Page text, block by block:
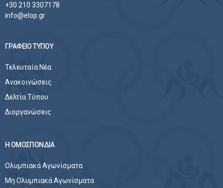
+30 210 3307178
info@elop.gr
ΓΡΑΦΕΙΟ ΤΥΠΟΥ
Τελευταία Νέα
Ανακοινώσεις
Δελτία Τύπου
Διοργανώσεις
Η ΟΜΟΣΠΟΝΔΙΑ
Ολυμπιακά Αγωνίσματα
Μη Ολυμπιακά Αγωνίσματα